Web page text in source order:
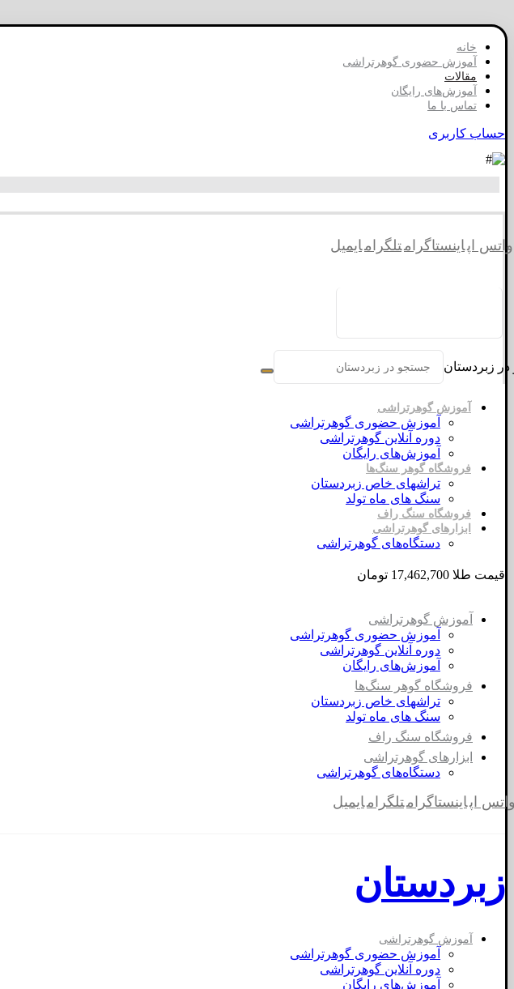
خانه
آموزش حضوری گوهرتراشی
مقالات
آموزش‌های رایگان
تماس با ما
حساب کاربری
واتس اپاینستاگرامتلگرامایمیل
زبردستان
آموزش گوهرتراشی
آموزش حضوری گوهرتراشی
دوره آنلاین گوهرتراشی
آموزش‌های رایگان
فروشگاه گوهر سنگ‌ها
تراشهای خاص زبردستان
سنگ های ماه تولد
فروشگاه سنگ راف
ابزارهای گوهرتراشی
دستگاه‌های گوهرتراشی
قیمت طلا 17,462,700 تومان
آموزش گوهرتراشی
آموزش حضوری گوهرتراشی
دوره آنلاین گوهرتراشی
آموزش‌های رایگان
فروشگاه گوهر سنگ‌ها
تراشهای خاص زبردستان
سنگ های ماه تولد
فروشگاه سنگ راف
ابزارهای گوهرتراشی
دستگاه‌های گوهرتراشی
اپاینستاگرامتلگرامایمیل
زبردستان
آموزش گوهرتراشی
آموزش حضوری گوهرتراشی
دوره آنلاین گوهرتراشی
آموزش‌های رایگان